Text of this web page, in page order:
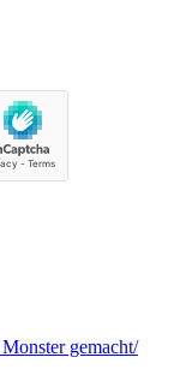
gemacht/